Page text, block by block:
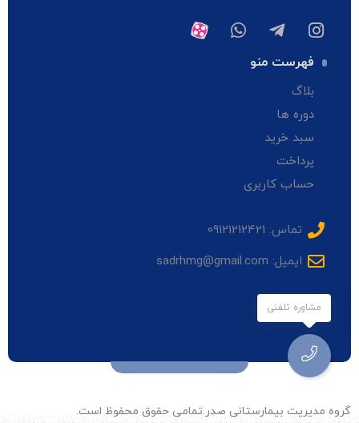
فهرست منو
بلاگ
دوره ها
سبد خرید
پرداخت
حساب کاربری
تماس: 09121212421
ایمیل: sadrhmg@gmail.com
گروه مدیریت بیمارستانی صدر.تمامی حقوق محفوظ است.
مشاوره تلفنی